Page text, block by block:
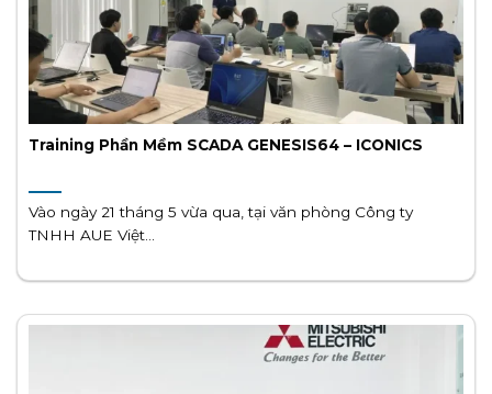
Training Phần Mềm SCADA GENESIS64 – ICONICS
Vào ngày 21 tháng 5 vừa qua, tại văn phòng Công ty
TNHH AUE Việt...